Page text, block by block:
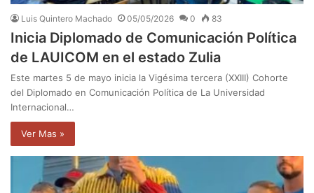
Luis Quintero Machado 05/05/2026 0 83
Inicia Diplomado de Comunicación Política
de LAUICOM en el estado Zulia
Este martes 5 de mayo inicia la Vigésima tercera (XXIII) Cohorte
del Diplomado en Comunicación Política de La Universidad
Internacional…
Ver Mas »